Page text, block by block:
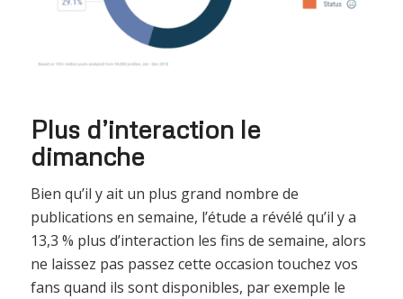
Plus d’interaction le
dimanche
Bien qu’il y ait un plus grand nombre de
publications en semaine, l’étude a révélé qu’il y a
13,3 % plus d’interaction les fins de semaine, alors
ne laissez pas passez cette occasion touchez vos
fans quand ils sont disponibles, par exemple le